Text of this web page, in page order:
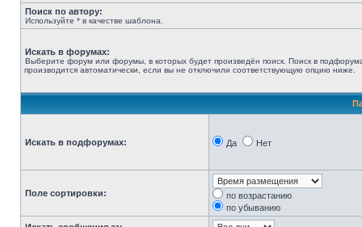
Поиск по автору:
Используйте * в качестве шаблона.
Искать в форумах:
Выберите форум или форумы, в которых будет произведён поиск. Поиск в
производится автоматически, если вы не отключили соответствующую опцию ниже.
Искать в подфорумах: Да Нет
Поле сортировки:
по возрастанию
по убыванию